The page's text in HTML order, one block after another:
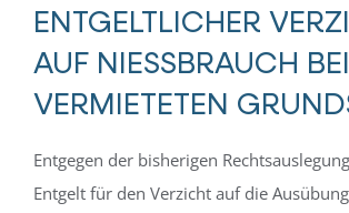
ENTGELTLICHER
AUF NIESSBRAUCH BEI
ERMIETETEN
Entgegen der bisherigen
Entgelt für den Verzicht auf die